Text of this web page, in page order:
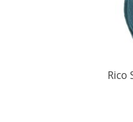
Rico